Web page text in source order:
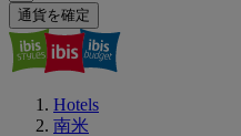
通貨を確定
Hotels
南米